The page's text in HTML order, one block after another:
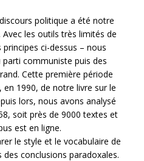
politique a été notre
les outils très limités de
principes ci-dessus – nous
communiste puis des
Cette première période
en 1990, de notre livre sur le
lors, nous avons analysé
soit près de 9000 textes et
est en ligne.
le style et le vocabulaire de
conclusions paradoxales.